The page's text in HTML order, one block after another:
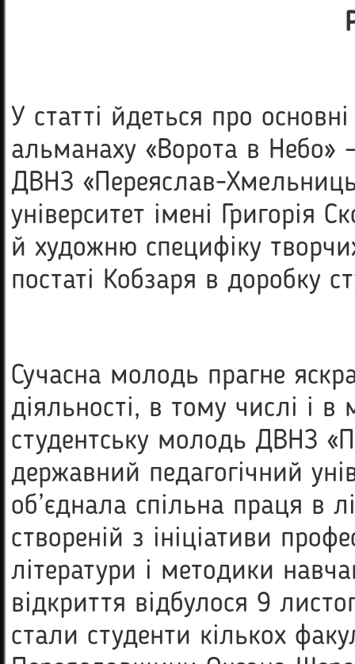
У статті йдеться про
альманаху «Ворота в Небо»
ДВНЗ «Переяслав-
університет імені Григорія
й художню специфіку
постаті Кобзаря в доробку
Сучасна молодь прагне
діяльності, в тому числі і в
студентську молодь ДВНЗ
державний педагогічний
об’єднала спільна праця в
створеній з ініціативи
літератури і методики
відкриття відбулося 9
стали студенти кількох